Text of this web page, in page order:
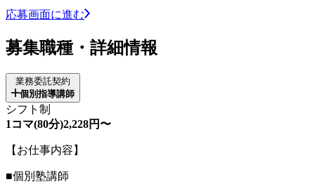
応募画面に進む
募集職種・詳細情報
業務委託契約
個別指導講師
シフト制
1コマ(80分)2,228円〜
【お仕事内容】
■個別塾講師